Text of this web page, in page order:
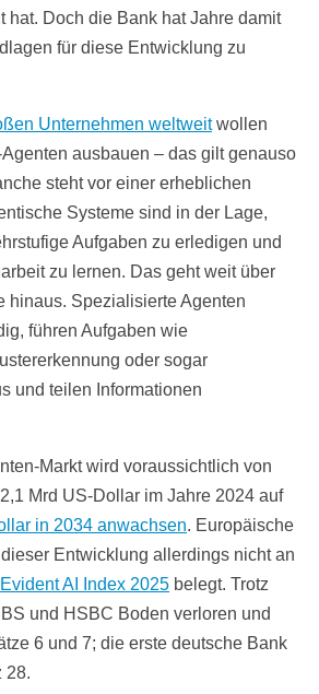
hat. Doch die Bank hat Jahre damit
für diese Entwicklung zu
Unternehmen weltweitwollen
ausbauen – das gilt genauso
steht vor einer erheblichen
Systeme sind in der Lage,
Aufgaben zu erledigen und
zu lernen. Das geht weit über
hinaus. Spezialisierte Agenten
führen Aufgaben wie
oder sogar
und teilen Informationen
Markt wird voraussichtlich von
Mrd US-Dollar im Jahre 2024 auf
in 2034 anwachsen. Europäische
Entwicklung allerdings nicht an
Evident AI Index 2025 belegt. Trotz
und HSBC Boden verloren und
6 und 7; die erste deutsche Bank
28.